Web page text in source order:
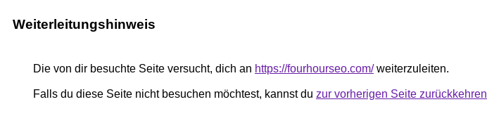
Weiterleitungshinweis
Die von dir besuchte Seite versucht, dich an https://fourhourseo.com/weiterzuleiten.
Falls du diese Seite nicht besuchen möchtest, kannst du zur vorherigen Seite zurückkehren